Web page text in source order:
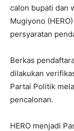
calon bupati dan
Mugiyono
persyaratan
Berkas
dilakukan
Partai Politik
pencalonan.
HERO menjadi